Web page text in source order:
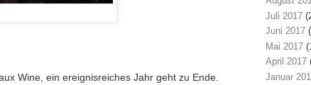
Wine, ein ereignisreiches Jahr geht zu Ende.
Juli 2017
Juni 2017
Mai 2017
April 2017
Januar